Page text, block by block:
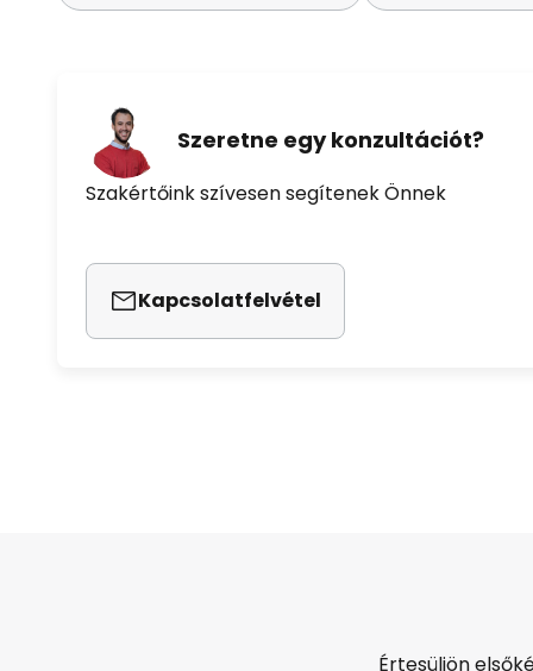
Szeretne egy konzultációt?
Szakértőink szívesen segítenek Önnek
Kapcsolatfelvétel
Értesüljön